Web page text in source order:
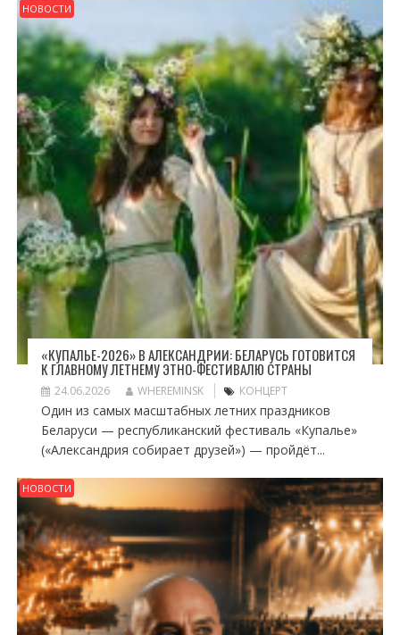
НОВОСТИ
«КУПАЛЬЕ-2026» В АЛЕКСАНДРИИ: БЕЛАРУСЬ ГОТОВИТСЯ
К ГЛАВНОМУ ЛЕТНЕМУ ЭТНО-ФЕСТИВАЛЮ СТРАНЫ
24.06.2026 WHEREMINSK КОНЦЕРТ
Один из самых масштабных летних праздников
Беларуси — республиканский фестиваль «Купалье»
(«Александрия собирает друзей») — пройдёт...
НОВОСТИ